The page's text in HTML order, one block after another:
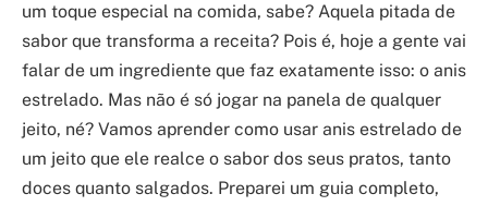
um toque especial na comida, sabe? Aquela pitada de
sabor que transforma a receita? Pois é, hoje a gente vai
falar de um ingrediente que faz exatamente isso: o anis
estrelado. Mas não é só jogar na panela de qualquer
jeito, né? Vamos aprender como usar anis estrelado de
um jeito que ele realce o sabor dos seus pratos, tanto
doces quanto salgados. Preparei um guia completo,